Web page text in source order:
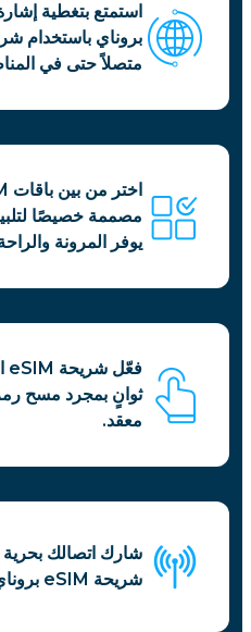
استمتع بتغطية
متصلاً حتى في
مصممة خصيصًا
يوفر المرونة
معقد.
شارك اتصالك
شريحة eSIM بروناي، بدون حدود للبيانات.